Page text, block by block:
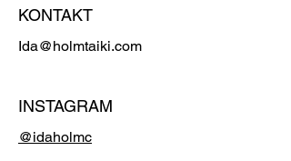
KONTAKT
Ida@holmtaiki.com
INSTAGRAM
@idaholmc